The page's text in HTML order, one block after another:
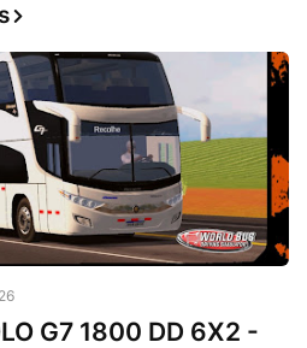
G7 1800 DD 6X2 -